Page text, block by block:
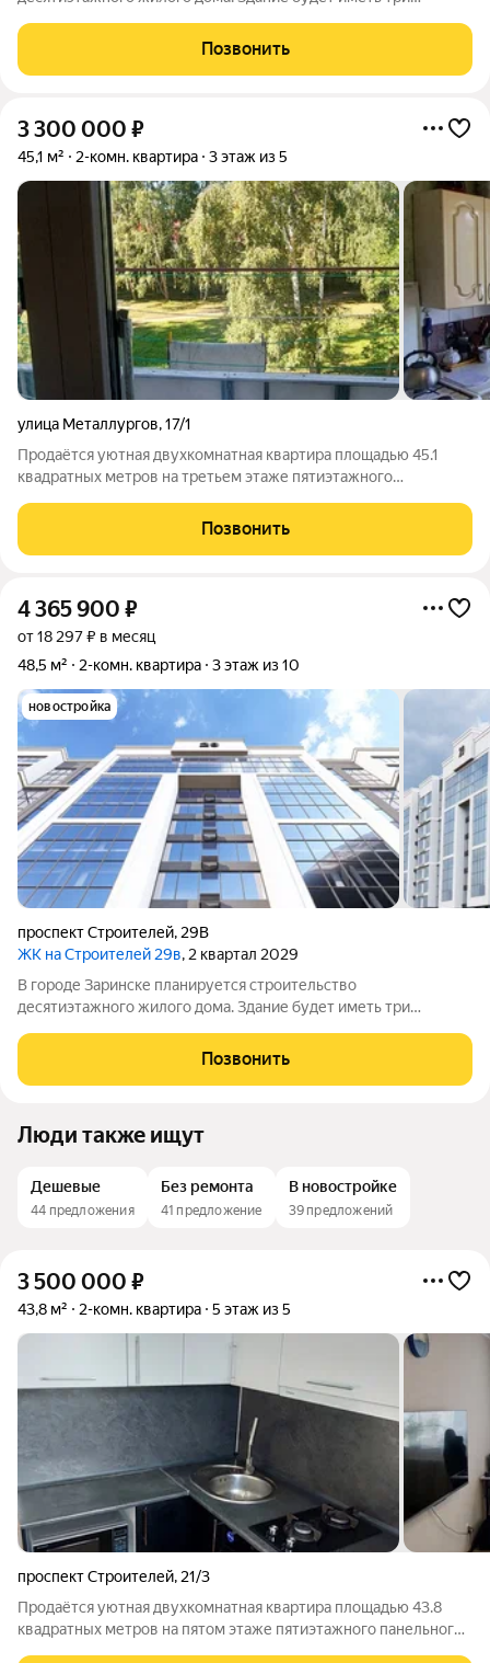
назначения на первом этаже. Входы в подъезды расположат
Позвонить
3 300 000 ₽
45,1 м² 2-комн. квартира 3 этаж из 5
улица Металлургов,17/1
Продаётся уютная двухкомнатная квартира площадью 45.1
квадратных метров на третьем этаже пятиэтажного
улица Металлургов, дом 17/1. Дом построен в 1976 году и
окружён развитой инфраструктурой:
Позвонить
4 365 900 ₽
от 18 297 ₽ в месяц
48,5 м²
2-комн. квартира 3 этаж из 10
новостройка
проспект Строителей, 29В
ЖК на Строителей 29в, 2 квартал 2029
В городе Заринске планируется строительство
десятиэтажного жилого дома. Здание будет иметь три
назначения на первом этаже. Входы в подъезды расположат
Позвонить
Люди также ищут
Дешевые
44 предложения
Без ремонта
41 предложение
В новостройке
39 предложений
3 500 000 ₽
43,8 м² 2-комн. квартира 5 этаж из 5
проспект Строителей, 21/3
Продаётся уютная двухкомнатная квартира площадью 43.8
квадратных метров на пятом этаже пятиэтажного панельного